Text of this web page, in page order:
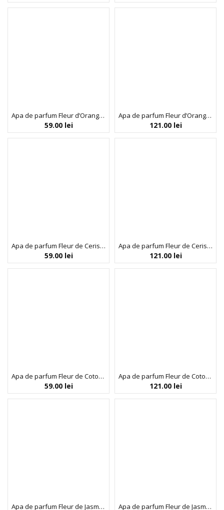
Apa de parfum Fleur d’Oranger, SoliNotes, 15 ml
59.00 lei
Apa de parfum Fleur d’Oranger, SoliNotes, 50 ml
121.00 lei
Apa de parfum Fleur de Cerisier, SoliNotes, 15 ml
59.00 lei
Apa de parfum Fleur de Cerisier, SoliNotes, 50 ml
121.00 lei
Apa de parfum Fleur de Coton, SoliNotes, 15 ml
59.00 lei
Apa de parfum Fleur de Coton, SoliNotes, 50 ml
121.00 lei
Apa de parfum Fleur de Jasmin, SoliNotes, 15 ml Apa de parfum Fleur de Jasmin, SoliNotes, 50 ml